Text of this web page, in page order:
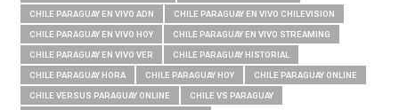
CHILE PARAGUAY EN VIVO ADN CHILE PARAGUAY EN VIVO CHILEVISION
CHILE PARAGUAY EN VIVO HOY CHILE PARAGUAY EN VIVO STREAMING
CHILE PARAGUAY EN VIVO VER CHILE PARAGUAY HISTORIAL
CHILE PARAGUAY HORA CHILE PARAGUAY HOY CHILE PARAGUAY ONLINE
CHILE VERSUS PARAGUAY ONLINE CHILE VS PARAGUAY